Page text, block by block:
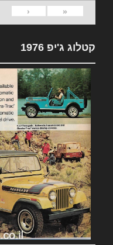
«
‹
קטלוג ג'יפ 1976